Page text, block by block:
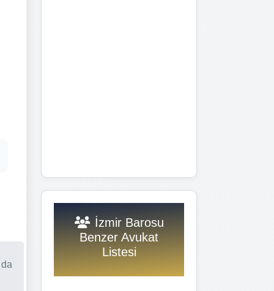
İzmir Barosu
Benzer Avukat
Listesi